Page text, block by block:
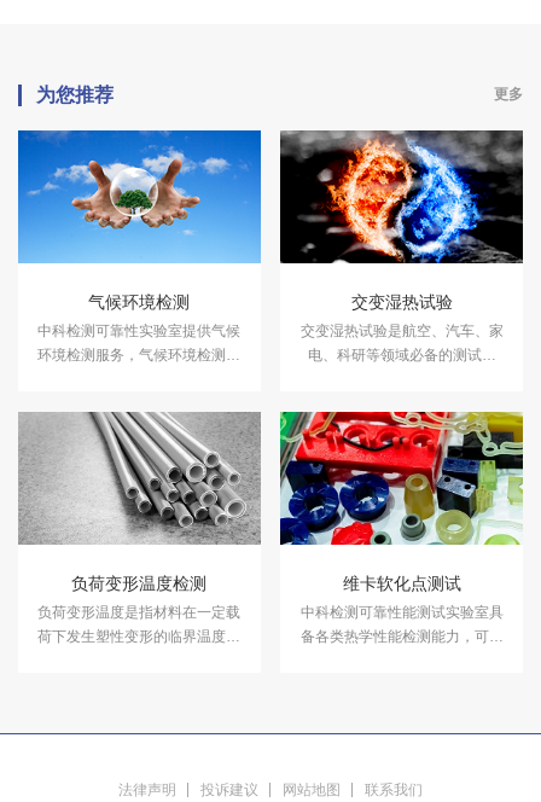
为您推荐 更多
气候环境检测
中科检测可靠性实验室提供气候
环境检测服务，气候环境检测设
箱，温度冲击试验箱等，能满足
各种产品的气候环境检测需求。
交变湿热试验
交变湿热试验是航空、汽车、家
电、科研等领域必备的测试项
温、交变湿热度或恒定试验的温
度环境变化后的参数及性能。
负荷变形温度检测
负荷变形温度是指材料在一定载
荷下发生塑性变形的临界温度。
维卡软化点测试
中科检测可靠性能测试实验室具
备各类热学性能检测能力，可为
法律声明 投诉建议 网站地图 联系我们